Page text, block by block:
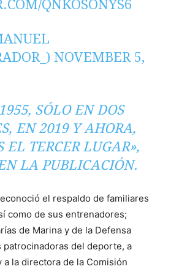
QNKOSONYS6
NOVEMBER 5,
SÓLO EN DOS
EN 2019 Y AHORA,
EL TERCER LUGAR»,
LA PUBLICACIÓN.
el respaldo de familiares
como de sus entrenadores;
de Marina y de la Defensa
patrocinadoras del deporte, a
la directora de la Comisión